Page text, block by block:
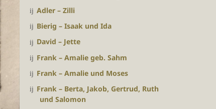
Adler – Zilli
Bierig – Isaak und Ida
David – Jette
Frank – Amalie geb. Sahm
Frank – Amalie und Moses
Frank – Berta, Jakob, Gertrud, Ruth
und Salomon